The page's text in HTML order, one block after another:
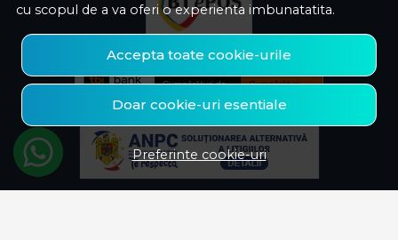
cu scopul de a va oferi o experienta imbunatatita.
Accepta toate cookie-urile
Doar cookie-uri esentiale
Preferinte cookie-uri